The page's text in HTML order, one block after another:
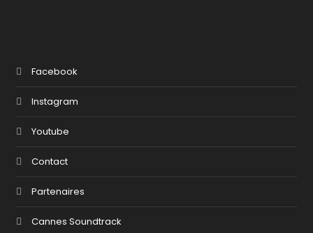
Facebook
Instagram
Youtube
Contact
Partenaires
Cannes Soundtrack